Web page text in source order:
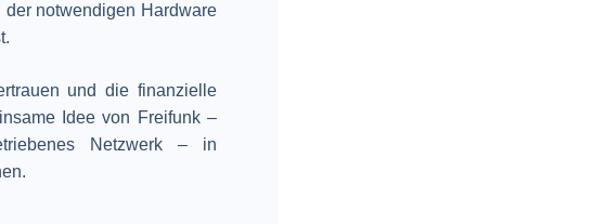
notwendigen Hardware
und die finanzielle
Idee von Freifunk –
Netzwerk – in